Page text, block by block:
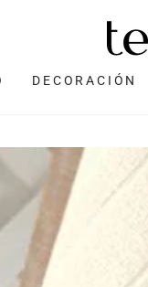
DECORACIÓN